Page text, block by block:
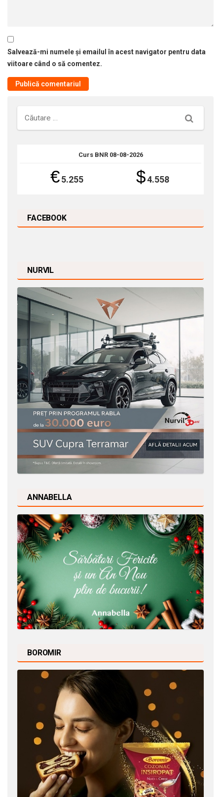
Salvează-mi numele și emailul în acest navigator pentru data
viitoare când o să comentez.
Căutare
Curs BNR 08-08-2026
€5.255 $4.558
FACEBOOK
NURVIL
ANNABELLA
BOROMIR